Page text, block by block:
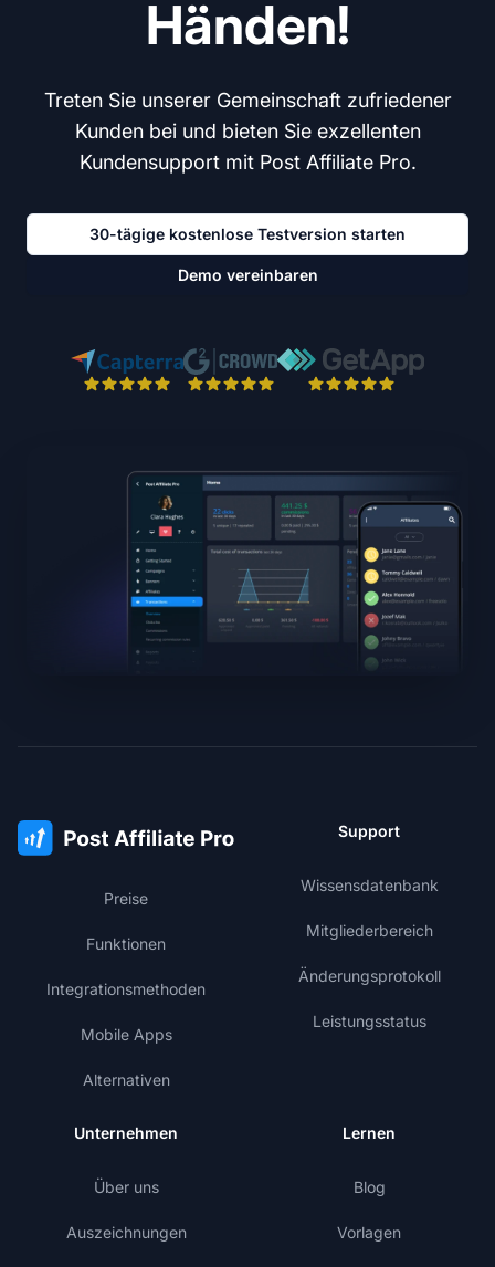
Händen!
Treten Sie unserer Gemeinschaft zufriedener
Kunden bei und bieten Sie exzellenten
Kundensupport mit Post Affiliate Pro.
30-tägige kostenlose Testversion starten
Demo vereinbaren
Preise
Funktionen
Integrationsmethoden
Mobile Apps
Alternativen
Support
Wissensdatenbank
Mitgliederbereich
Änderungsprotokoll
Leistungsstatus
Unternehmen
Über uns
Auszeichnungen
Lernen
Blog
Vorlagen